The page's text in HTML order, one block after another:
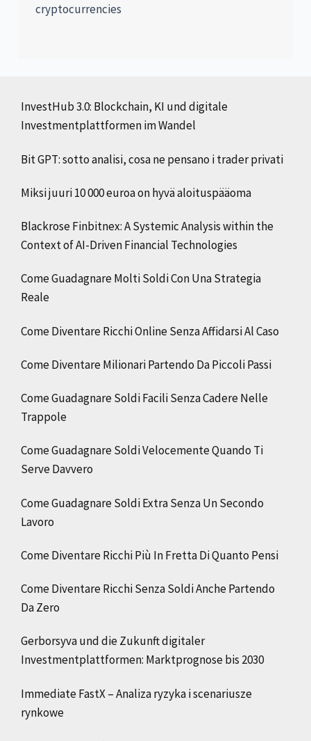
cryptocurrencies
InvestHub 3.0: Blockchain, KI und digitale
Investmentplattformen im Wandel
Bit GPT: sotto analisi, cosa ne pensano i trader privati
Miksi juuri 10 000 euroa on hyvä aloituspääoma
Blackrose Finbitnex: A Systemic Analysis within the
Context of AI-Driven Financial Technologies
Come Guadagnare Molti Soldi Con Una Strategia
Reale
Come Diventare Ricchi Online Senza Affidarsi Al Caso
Come Diventare Milionari Partendo Da Piccoli Passi
Come Guadagnare Soldi Facili Senza Cadere Nelle
Trappole
Come Guadagnare Soldi Velocemente Quando Ti
Serve Davvero
Come Guadagnare Soldi Extra Senza Un Secondo
Lavoro
Come Diventare Ricchi Più In Fretta Di Quanto Pensi
Come Diventare Ricchi Senza Soldi Anche Partendo
Da Zero
Gerborsyva und die Zukunft digitaler
Investmentplattformen: Marktprognose bis 2030
Immediate FastX – Analiza ryzyka i scenariusze
rynkowe